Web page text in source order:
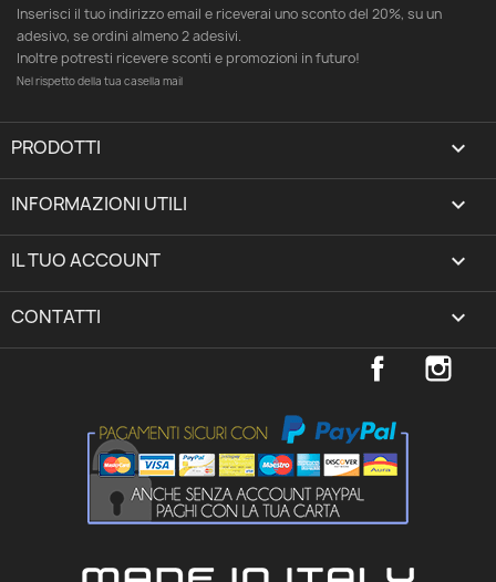
Inserisci il tuo indirizzo email e riceverai uno sconto del 20%, su un
adesivo, se ordini almeno 2 adesivi.
Inoltre potresti ricevere sconti e promozioni in futuro!
Nel rispetto della tua casella mail
PRODOTTI 
INFORMAZIONI UTILI 
IL TUO ACCOUNT expand_more
CONTATTI keyboard_arrow_down
Facebook